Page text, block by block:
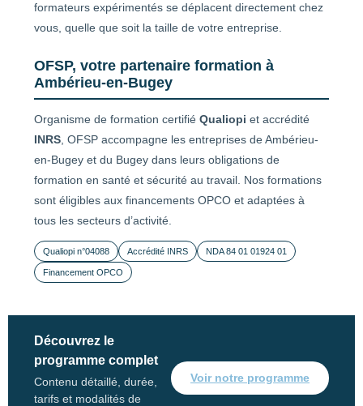
formateurs expérimentés se déplacent directement chez
vous, quelle que soit la taille de votre entreprise.
OFSP, votre partenaire formation à
Ambérieu-en-Bugey
Organisme de formation certifié Qualiopi et accrédité
INRS , OFSP accompagne les entreprises de Ambérieu-
en-Bugey et du Bugey dans leurs obligations de
formation en santé et sécurité au travail. Nos formations
sont éligibles aux financements OPCO et adaptées à
tous les secteurs d’activité.
Qualiopi n°04088 Accrédité INRS NDA 84 01 01924 01
Financement OPCO
Découvrez le
programme complet
Contenu détaillé, durée,
tarifs et modalités de
Voir notre programme